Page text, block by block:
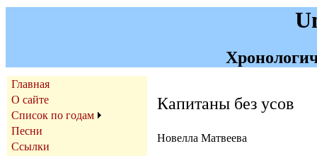
Главная
О сайте
Список по годам
Песни
Ссылки
Капитаны без усов
Новелла Матвеева